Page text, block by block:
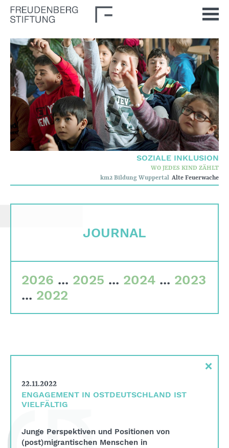
SOZIALE INKLUSION
WO JEDES KIND ZÄHLT
km2 Bildung Wuppertal Alte Feuerwache
JOURNAL
2026 ... 2025 ... 2024 ... 2023
... 2022
×
22.11.2022
ENGAGEMENT IN OSTDEUTSCHLAND IST
VIELFÄLTIG
Junge Perspektiven und Positionen von
(post)migrantischen Menschen in
Startseite
Aktuelles
Journal
Impulse
Unsere Themen
Demokratische Kultur
Corporate Governance
Deutsch